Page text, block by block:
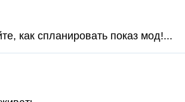
как спланировать показ мод!...